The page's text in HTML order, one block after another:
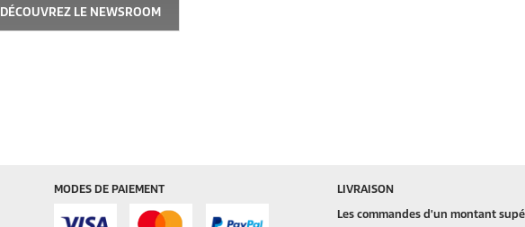
DÉCOUVREZ LE NEWSROOM
MODES DE PAIEMENT
LIVRAISON
Les commandes d'un montant